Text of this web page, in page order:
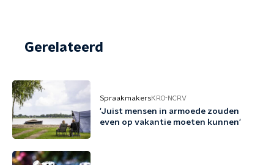
Gerelateerd
SpraakmakersKRO-NCRV
'Juist mensen in armoede zouden
even op vakantie moeten kunnen'